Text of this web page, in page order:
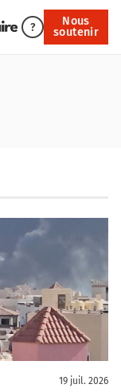
?
Nous
soutenir
19 juil. 2026